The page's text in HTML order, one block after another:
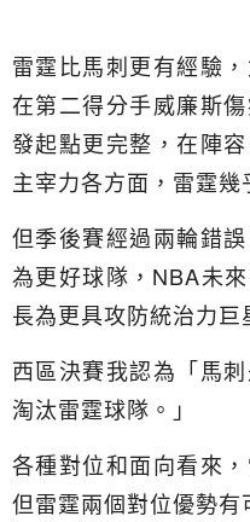
雷霆比馬刺更有經驗
在第二得分手威廉斯
發起點更完整，在陣
主宰力各方面，雷霆幾
但季後賽經過兩輪錯
為更好球隊，NBA未
長為更具攻防統治力巨
西區決賽我認為「馬
淘汰雷霆球隊。」
各種對位和面向看來
但雷霆兩個對位優勢有